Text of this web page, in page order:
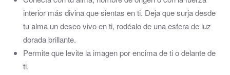
interior más divina que sientas en ti. Deja que surja desde
tu alma un deseo vivo en ti, rodéalo de una esfera de luz
dorada brillante.
Permite que levite la imagen por encima de ti o delante de
ti.